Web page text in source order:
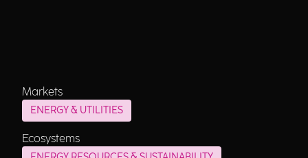
Markets
ENERGY & UTILITIES
Ecosystems